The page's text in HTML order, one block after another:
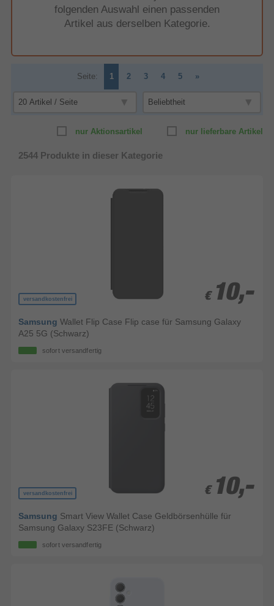
folgenden Auswahl einen passenden
Artikel aus derselben Kategorie.
Seite: 1 2 3 4 5 »
nur lieferbare Artikel
nur Aktionsartikel
2544 Produkte in dieser Kategorie
versandkostenfrei € 10,-
€ 10,-
Samsung Wallet Flip Case Flip case für Samsung Galaxy
A25 5G (Schwarz)
sofort versandfertig
versandkostenfrei € 10,-
€ 10,-
Samsung Smart View Wallet Case Geldbörsenhülle für
Samsung Galaxy S23FE (Schwarz)
sofort versandfertig